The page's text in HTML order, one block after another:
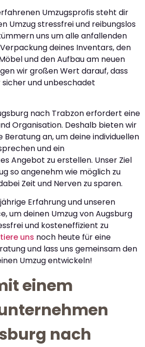
Umzugsprofis steht dir
Umzug stressfrei und reibungslos
uns um alle anfallenden
deines Inventars, den
und den Aufbau am neuen
wir großen Wert darauf, dass
und unbeschadet
nach Trabzon erfordert eine
Organisation. Deshalb bieten wir
Beratung an, um deine individuellen
und ein
Angebot zu erstellen. Unser Ziel
so angenehm wie möglich zu
Zeit und Nerven zu sparen.
Erfahrung und unseren
um deinen Umzug von Augsburg
und kosteneffizient zu
uns noch heute für eine
und lass uns gemeinsam den
Umzug entwickeln!
einem
nach